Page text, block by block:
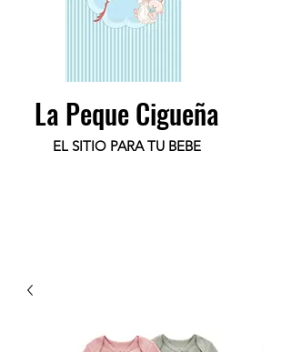
La Peque Cigueña
EL SITIO PARA TU BEBE